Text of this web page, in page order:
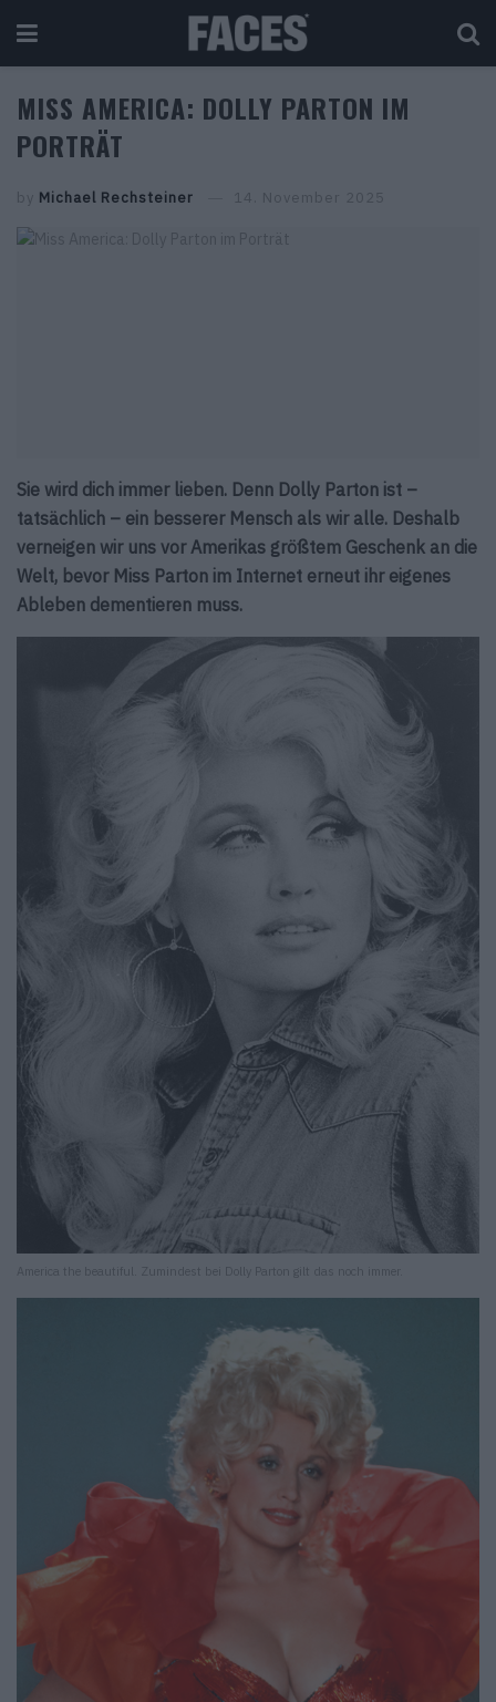
MISS AMERICA: DOLLY PARTON IM
PORTRÄT
by Michael Rechsteiner 14. November 2025
Sie wird dich immer lieben. Denn Dolly Parton ist –
tatsächlich – ein besserer Mensch als wir alle. Deshalb
verneigen wir uns vor Amerikas größtem Geschenk an die
Welt, bevor Miss Parton im Internet erneut ihr eigenes
Ableben dementieren muss.
America the beautiful. Zumindest bei Dolly Parton gilt das noch immer.